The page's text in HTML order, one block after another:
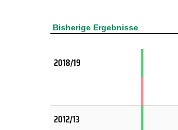
Bisherige Ergebnisse
2018/19
2012/13